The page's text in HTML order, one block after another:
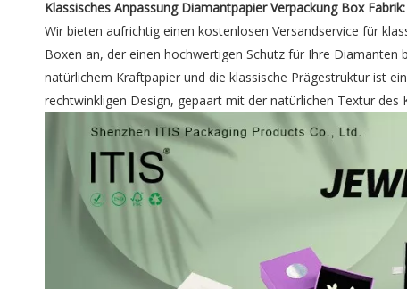
Klassisches Anpassung Diamantpapier Verpackung Box Fabrik:
Wir bieten aufrichtig einen kostenlosen Versandservice für
Boxen an, der einen hochwertigen Schutz für Ihre
natürlichem Kraftpapier und die klassische Prägestruktur ist
rechtwinkligen Design, gepaart mit der natürlichen Textur